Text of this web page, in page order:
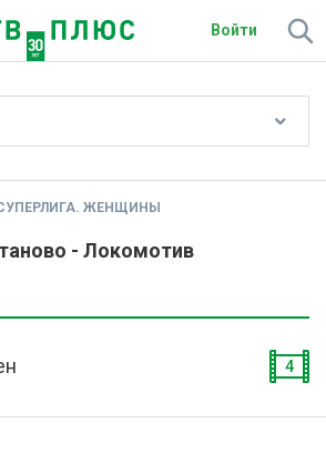
Войти
ЖЕНЩИНЫ
- Локомотив
4